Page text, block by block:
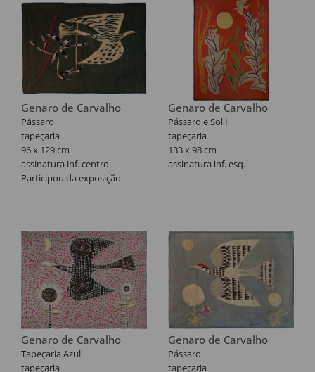
"Genaro - Traço, pincel e
trama", realizada no Museu
da Misericórdia em Salvador,
de 27 de setembro à 24 de
novembro de 2019.
Genaro de Carvalho
Pássaro
tapeçaria
96 x 129 cm
assinatura inf. centro
Participou da exposição
de 27 de setembro à 24 de
novembro de 2019.
Genaro de Carvalho
Pássaro e Sol I
tapeçaria
133 x 98 cm
assinatura inf. esq.
Genaro de Carvalho
Tapeçaria Azul
tapeçaria
Genaro de Carvalho
Pássaro
tapeçaria